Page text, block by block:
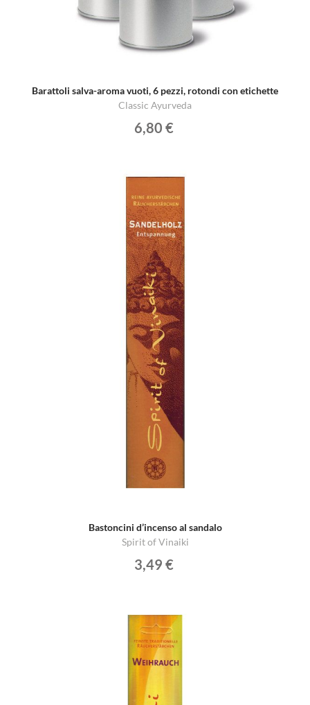
Barattoli salva-aroma vuoti, 6 pezzi, rotondi con etichette
Classic Ayurveda
6,80 €
Bastoncini d’incenso al sandalo
Spirit of Vinaiki
3,49 €